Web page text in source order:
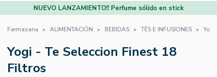
NUEVO LANZAMIENTO!! Perfume sólido en stick
Farmasana ALIMENTACIÓN BEBIDAS TÉS E INFUSIONES Yogi
Yogi - Te Seleccion Finest 18
Filtros